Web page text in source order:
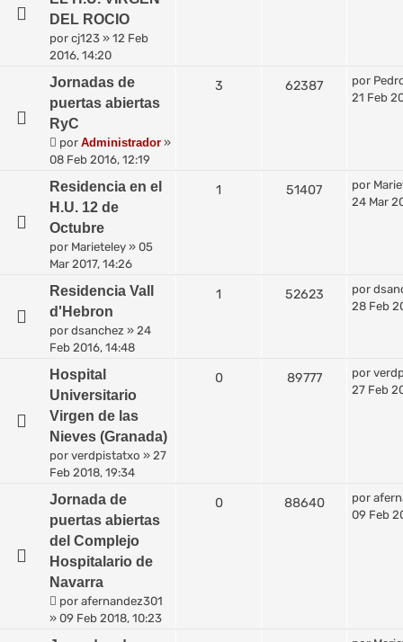
DEL ROCIO
por cj123 » 12 Feb
2016, 14:20
Jornadas de
puertas abiertas
RyC
por Administrador »
08 Feb 2016, 12:19
3 62387 por
21 Feb
Residencia en el
H.U. 12 de
Octubre
por Marieteley » 05
Mar 2017, 14:26
1 51407 por
24 Mar
Residencia Vall
d'Hebron
por dsanchez » 24
Feb 2016, 14:48
1 52623 por
28 Feb
Hospital
Universitario
Virgen de las
Nieves (Granada)
por verdpistatxo » 27
Feb 2018, 19:34
0 89777 por
27 Feb
Jornada de
puertas abiertas
del Complejo
Hospitalario de
Navarra
por afernandez301
» 09 Feb 2018, 10:23
0 88640 por
09 Feb